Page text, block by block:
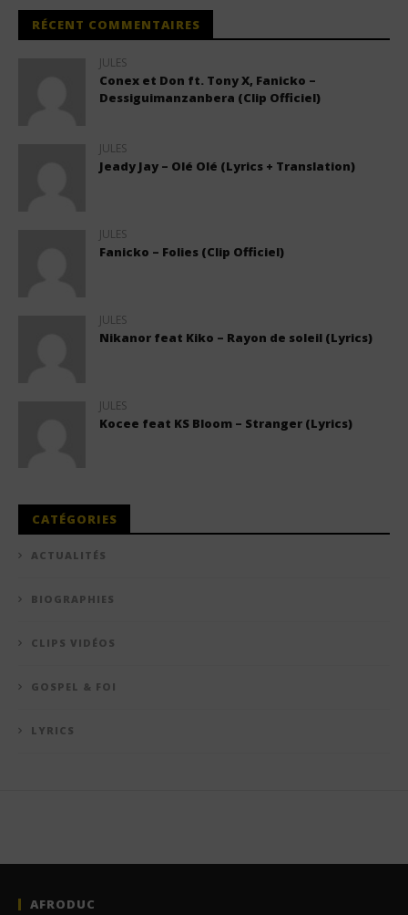
RÉCENT COMMENTAIRES
JULES
Conex et Don ft. Tony X, Fanicko –
Dessiguimanzanbera (Clip Officiel)
JULES
Jeady Jay – Olé Olé (Lyrics + Translation)
JULES
Fanicko – Folies (Clip Officiel)
JULES
Nikanor feat Kiko – Rayon de soleil (Lyrics)
JULES
Kocee feat KS Bloom – Stranger (Lyrics)
CATÉGORIES
ACTUALITÉS
BIOGRAPHIES
CLIPS VIDÉOS
GOSPEL & FOI
LYRICS
AFRODUC